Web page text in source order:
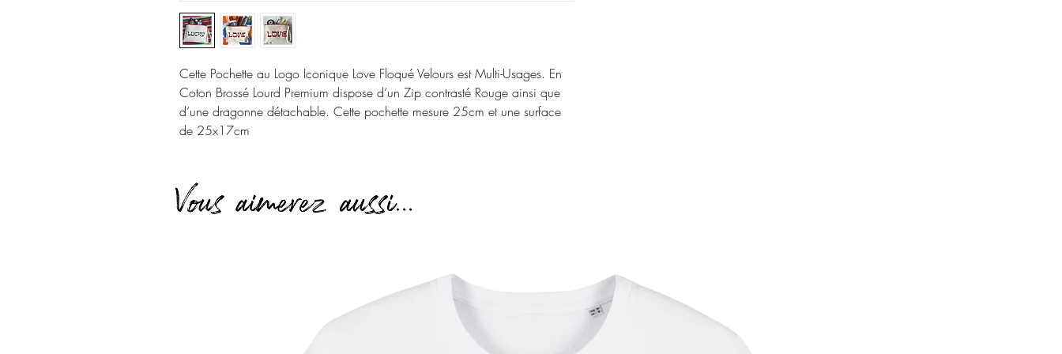
Cette Pochette au Logo Iconique Love Floqué Velours est Multi-Usages. En
Coton Brossé Lourd Premium dispose d’un Zip contrasté Rouge ainsi que
d’une dragonne détachable. Cette pochette mesure 25cm et une surface
de 25x17cm